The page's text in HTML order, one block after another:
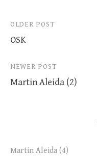
Post
navigation
OLDER POST
OSK
NEWER POST
Martin Aleida (2)
Martin Aleida (4)